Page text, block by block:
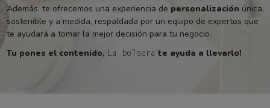
Además, te ofrecemos una experiencia de personalización única,
sostenible y a medida, respaldada por un equipo de expertos que
te ayudará a tomar la mejor decisión para tu negocio.
Tu pones el contenido, La bolsera te ayuda a llevarlo!